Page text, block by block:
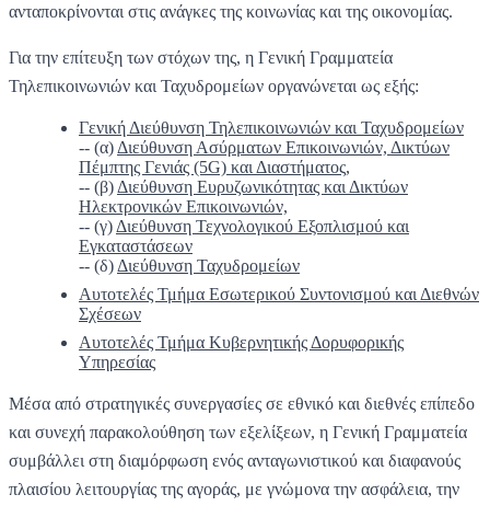
ανταποκρίνονται στις ανάγκες της κοινωνίας και της οικονομίας.
Για την επίτευξη των στόχων της, η Γενική Γραμματεία
Τηλεπικοινωνιών και Ταχυδρομείων οργανώνεται ως εξής:
Γενική Διεύθυνση Τηλεπικοινωνιών και Ταχυδρομείων
-- (α) Διεύθυνση Ασύρματων Επικοινωνιών, Δικτύων
Πέμπτης Γενιάς (5G) και Διαστήματος,
-- (β) Διεύθυνση Ευρυζωνικότητας και Δικτύων
Ηλεκτρονικών Επικοινωνιών,
-- (γ) Διεύθυνση Τεχνολογικού Εξοπλισμού και
Εγκαταστάσεων
-- (δ) Διεύθυνση Ταχυδρομείων
Αυτοτελές Τμήμα Εσωτερικού Συντονισμού και Διεθνών
Σχέσεων
Αυτοτελές Τμήμα Κυβερνητικής Δορυφορικής
Υπηρεσίας
Μέσα από στρατηγικές συνεργασίες σε εθνικό και διεθνές επίπεδο
και συνεχή παρακολούθηση των εξελίξεων, η Γενική Γραμματεία
συμβάλλει στη διαμόρφωση ενός ανταγωνιστικού και διαφανούς
πλαισίου λειτουργίας της αγοράς, με γνώμονα την ασφάλεια, την